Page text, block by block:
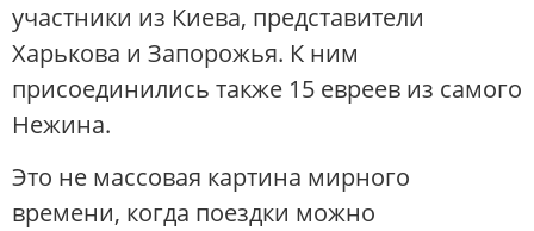
участники из Киева, представители
Харькова и Запорожья. К ним
присоединились также 15 евреев из самого
Нежина.
Это не массовая картина мирного
времени, когда поездки можно